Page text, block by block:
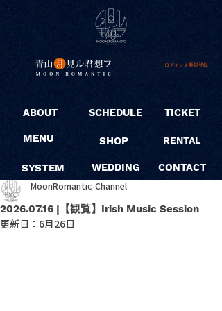
ログイン / 新規登録
ABOUT
MENU
SYSTEM
SCHEDULE
SHOP
WEDDING
TICKET
RENTAL
CONTACT
2026.07.16 |【観覧】Irish Music Session
MoonRomantic-Channel
更新日： 6月26日